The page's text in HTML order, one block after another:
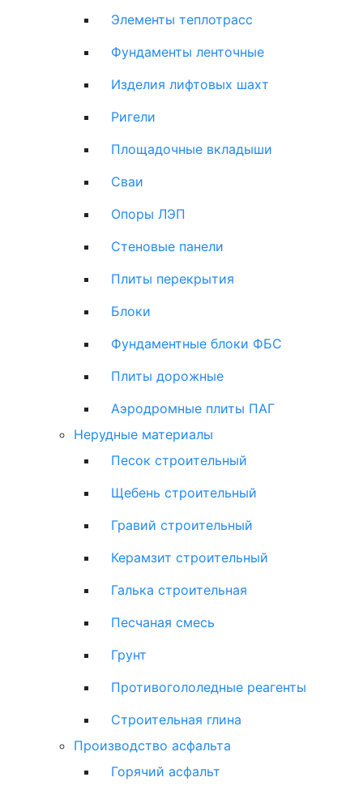
Элементы теплотрасс
Фундаменты ленточные
Изделия лифтовых шахт
Ригели
Площадочные вкладыши
Сваи
Опоры ЛЭП
Стеновые панели
Плиты перекрытия
Блоки
Фундаментные блоки ФБС
Плиты дорожные
Аэродромные плиты ПАГ
Нерудные материалы
Песок строительный
Щебень строительный
Гравий строительный
Керамзит строительный
Галька строительная
Песчаная смесь
Грунт
Противогололедные реагенты
Строительная глина
Производство асфальта
Горячий асфальт